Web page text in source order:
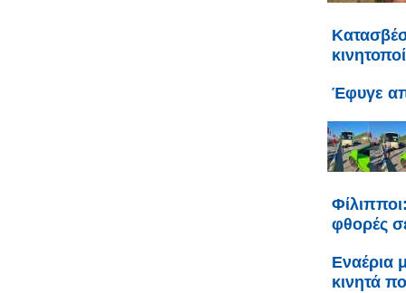
Έφυγε
φθορές
Εναέρια
κινητά